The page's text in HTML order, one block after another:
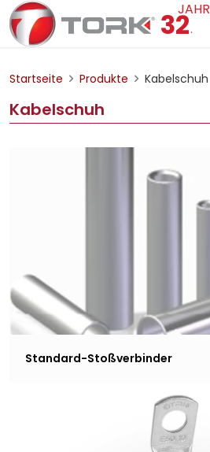
32.
JAHR
Startseite Produkte Kabelschuh
Kabelschuh
Standard-Stoßverbinder